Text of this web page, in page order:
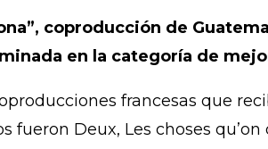
coproducción de
en la categoría de
francesas que
fueron Deux, Les choses